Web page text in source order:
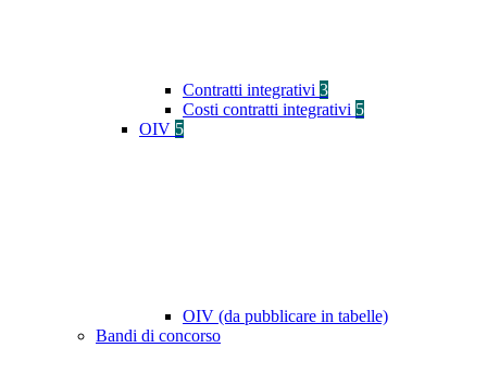
Contratti integrativi 3
Costi contratti integrativi 5
OIV 5
OIV (da pubblicare in tabelle)
Bandi di concorso